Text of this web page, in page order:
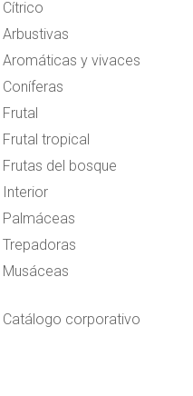
Cítrico
Arbustivas
Aromáticas y vivaces
Coníferas
Frutal
Frutal tropical
Frutas del bosque
Interior
Palmáceas
Trepadoras
Musáceas
Catálogo corporativo